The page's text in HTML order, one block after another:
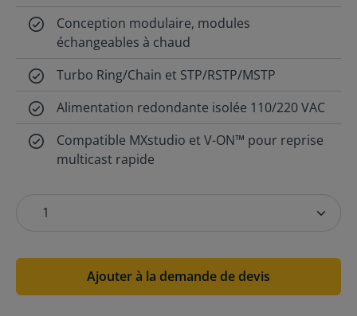
Conception modulaire, modules
échangeables à chaud
Turbo Ring/Chain et STP/RSTP/MSTP
Alimentation redondante isolée 110/220 VAC
Compatible MXstudio et V-ON™ pour reprise
multicast rapide
Ajouter à la demande de devis